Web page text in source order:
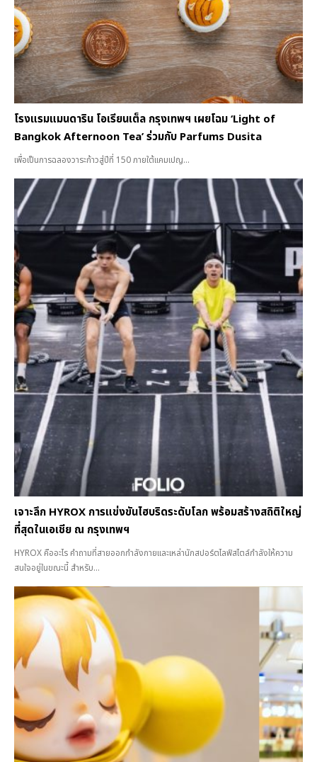
โรงแรมแมนดาริน โอเรียนเต็ล กรุงเทพฯ เผยโฉม ‘Light of
Bangkok Afternoon Tea’ ร่วมกับ Parfums Dusita
เพื่อเป็นการฉลองวาระก้าวสู่ปีที่ 150 ภายใต้แคมเปญ...
เจาะลึก HYROX การแข่งขันไฮบริดระดับโลก พร้อมสร้างสถิติใหญ่
ที่สุดในเอเชีย ณ กรุงเทพฯ
HYROX คืออะไร คำถามที่สายออกกำลังกายและเหล่านักสปอร์ตไลฟ์สไตล์กำลังให้ความ
สนใจอยู่ในขณะนี้ สำหรับ...